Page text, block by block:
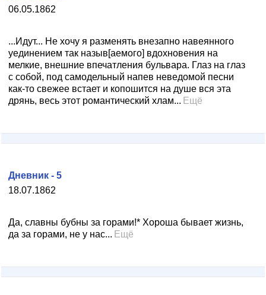
06.05.1862
...Идут... Не хочу я разменять внезапно навеянного
уединением так назыв[аемого] вдохновения на
мелкие, внешние впечатления бульвара. Глаз на глаз
с собой, под самодельный напев неведомой песни
как-то свежее встает и копошится на душе вся эта
дрянь, весь этот романтический хлам... Ещё
18.07.1862
Дневник - 5
Да, славны бубны за горами!* Хороша бывает жизнь,
да за горами, не у нас... Ещё